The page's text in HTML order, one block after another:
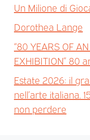
Un Milione di
Dorothea Lange
“80 YEARS OF
EXHIBITION” 80
Estate 2026: il
nell’arte italiana.
non perdere